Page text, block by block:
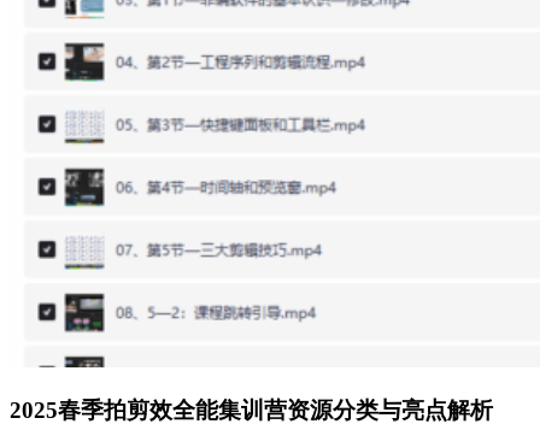
2025春季拍剪效全能集训营资源分类与亮点解析